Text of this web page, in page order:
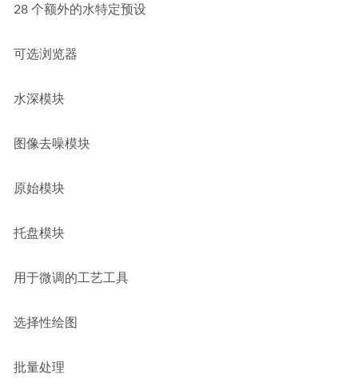
28 个额外的水特定预设
可选浏览器
水深模块
图像去噪模块
原始模块
托盘模块
用于微调的工艺工具
选择性绘图
批量处理